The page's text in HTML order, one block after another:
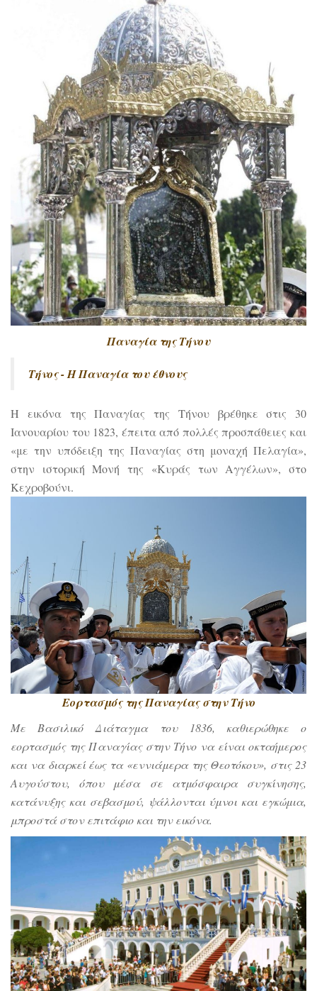
Παναγία της Τήνου
Τήνος - Η Παναγία του έθνους
Η εικόνα της Παναγίας της Τήνου βρέθηκε στις 30
Ιανουαρίου του 1823, έπειτα από πολλές προσπάθειες και
«με την υπόδειξη της Παναγίας στη μοναχή Πελαγία»,
στην ιστορική Μονή της «Κυράς των Αγγέλων», στο
Κεχροβούνι.
Εορτασμός της Παναγίας στην Τήνο
Με Βασιλικό Διάταγμα του 1836, καθιερώθηκε ο
εορτασμός της Παναγίας στην Τήνο να είναι οκταήμερος
και να διαρκεί έως τα «εννιάμερα της Θεοτόκου», στις 23
Αυγούστου, όπου μέσα σε ατμόσφαιρα συγκίνησης,
κατάνυξης και σεβασμού, ψάλλονται ύμνοι και εγκώμια,
μπροστά στον επιτάφιο και την εικόνα.